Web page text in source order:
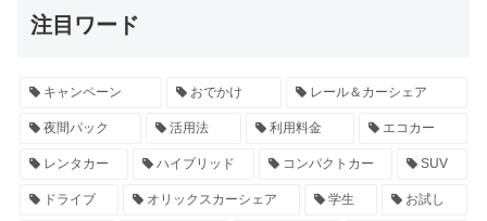
注目ワード
キャンペーン おでかけ レール＆カーシェア
夜間パック 活用法 利用料金 エコカー
レンタカー ハイブリッド コンパクトカー SUV
ドライブ オリックスカーシェア 学生 お試し